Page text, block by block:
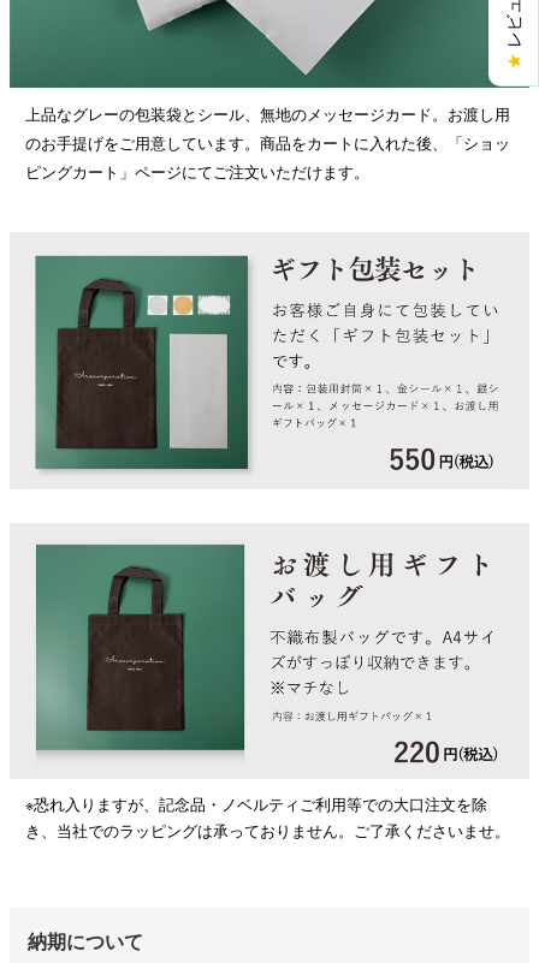
上品なグレーの包装袋とシール、無地のメッセージカード。お渡し用
のお手提げをご用意しています。商品をカートに入れた後、「ショッ
ピングカート」ページにてご注文いただけます。
※恐れ入りますが、記念品・ノベルティご利用等での大口注文を除
き、当社でのラッピングは承っておりません。ご了承くださいませ。
納期について
★